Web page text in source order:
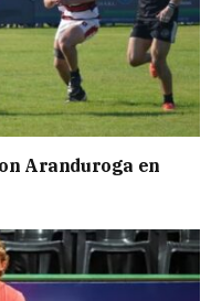
Aranduroga en